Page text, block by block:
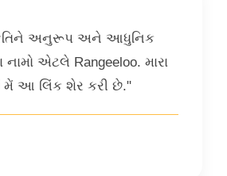
અનુરૂપ અને આધુનિક
એટલે Rangeeloo. મારા
મેં આ લિંક શેર કરી છે."